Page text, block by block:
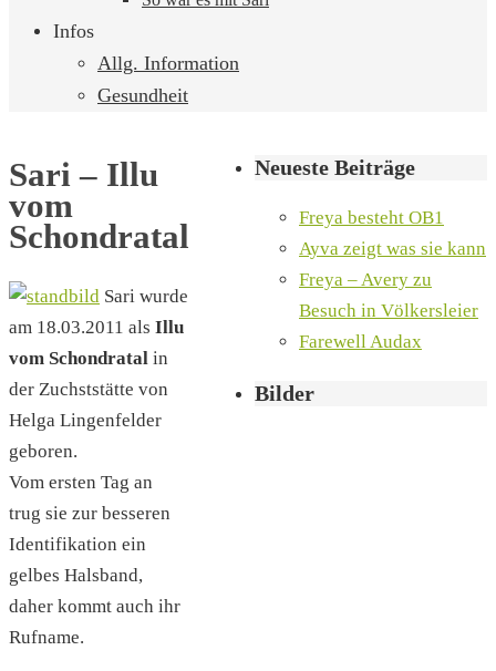
Infos
Allg. Information
Gesundheit
Sari – Illu
vom
Schondratal
Sari wurde
am 18.03.2011 als Illu
vom Schondratal in
der Zuchststätte von
Helga Lingenfelder
geboren.
Vom ersten Tag an
trug sie zur besseren
Identifikation ein
gelbes Halsband,
daher kommt auch ihr
Rufname.
Neueste Beiträge
Freya besteht OB1
Ayva zeigt was sie kann
Freya – Avery zu
Besuch in Völkersleier
Farewell Audax
Bilder